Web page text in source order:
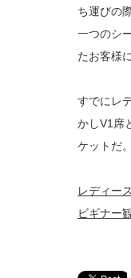
ち運びの
一つのシ
たお客様
すでにレ
かしV1席
ケットだ。
レディー
ビギナー